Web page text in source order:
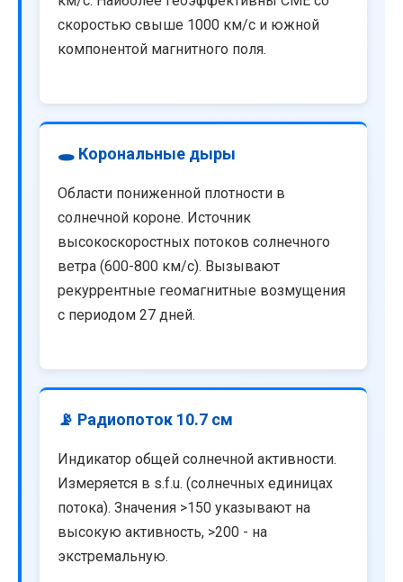
скоростью свыше 1000 км/с и южной
компонентой магнитного поля.
🕳️ Корональные дыры
Области пониженной плотности в
солнечной короне. Источник
высокоскоростных потоков солнечного
ветра (600-800 км/с). Вызывают
рекуррентные геомагнитные возмущения
с периодом 27 дней.
📡 Радиопоток 10.7 см
Индикатор общей солнечной активности.
Измеряется в s.f.u. (солнечных единицах
потока). Значения >150 указывают на
высокую активность, >200 - на
экстремальную.